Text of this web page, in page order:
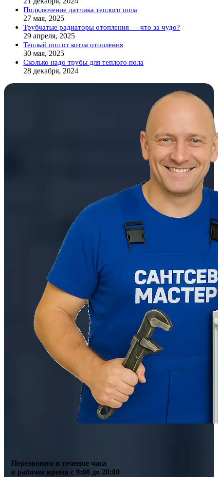
Подключение датчика теплого пола
27 мая, 2025
Трубчатые радиаторы отопления — что за чудо?
29 апреля, 2025
Теплый пол от котла отопления
30 мая, 2025
Сколько надо трубы для теплого пола
28 декабря, 2024
Перезвоним в течение часа
в рабочее время с 9:00 до 20:00